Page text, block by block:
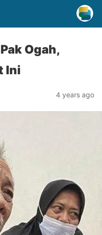
Ogah,
Ini
4 years ago